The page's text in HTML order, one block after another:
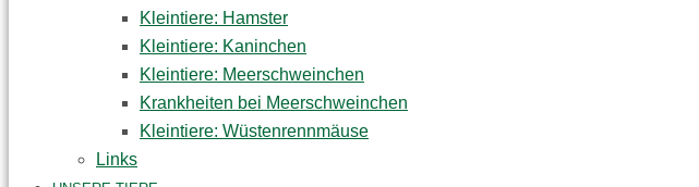
Kleintiere: Hamster
Kleintiere: Kaninchen
Kleintiere: Meerschweinchen
Krankheiten bei Meerschweinchen
Kleintiere: Wüstenrennmäuse
Links